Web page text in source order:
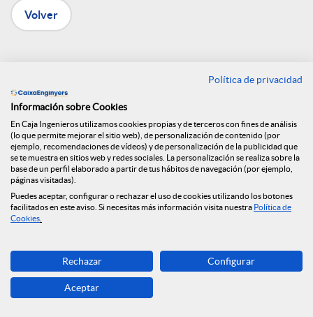
n
e
d
e
s
S
Volver
Caja de Ingenieros
firma un convenio con
el Colegio de
Arquitectura Técnica
de Barcelona
Con este convenio, ligado a las ayudas
de los Fondos Next Generation EU ya
Política de privacidad
Información sobre Cookies
En Caja Ingenieros utilizamos cookies propias y de terceros con fines de análisis
(lo que permite mejorar el sitio web), de personalización de contenido (por
ejemplo, recomendaciones de vídeos) y de personalización de la publicidad que
se te muestra en sitios web y redes sociales. La personalización se realiza sobre la
base de un perfil elaborado a partir de tus hábitos de navegación (por ejemplo,
páginas visitadas).
Puedes aceptar, configurar o rechazar el uso de cookies utilizando los botones
facilitados en este aviso. Si necesitas más información visita nuestra Política de
Cookies
Rechazar Configurar
Aceptar